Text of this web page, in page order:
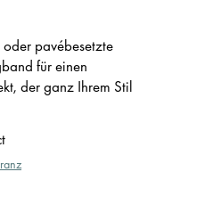
pavébesetzte
für einen
der ganz Ihrem Stil